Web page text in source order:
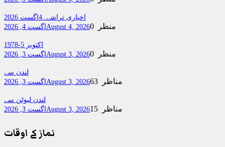
اخباری تراشے۔4اگست 2026
اگست 4, 2026 August 4, 2026 0 منظر
اکتوبر 5-1978
اگست 3, 2026 August 3, 2026 0 منظر
لندن سے
اگست 3, 2026 August 3, 2026 63 مناظر
لندن لیوٹن سے
اگست 3, 2026 August 3, 2026 15 مناظر
نماز کے اوقات